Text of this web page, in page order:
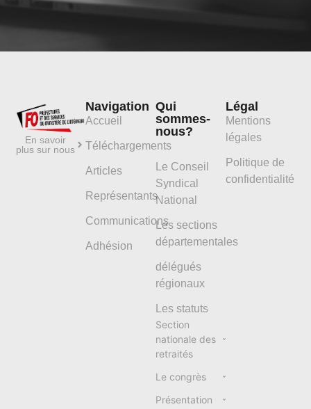
En savoir
plus sur nous
Navigation
Accueil
Téléchargements
Articles
Représentants
Communications
Adhésion
Qui
sommes-
nous?
Le Conseil
Syndical
National
Les sections
départementales
délégués
régionaux
Les statuts
Section
nationale des
retraités
Le congrès
Présentation
Légal
Mentions
légales
Politique de
confidentialité